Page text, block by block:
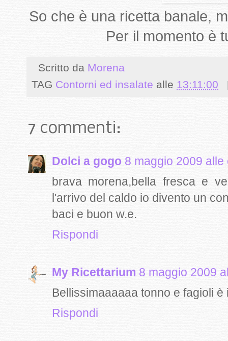
So che è una ricetta banale,
Per il momento è
Scritto da Morena
TAG Contorni ed insalate alle 13:11:00
7 commenti:
Dolci a gogo 8 maggio 2009 alle
brava morena,bella fresca e
l'arrivo del caldo io divento un
baci e buon w.e.
Rispondi
My Ricettarium 8 maggio 2009
Bellissimaaaaaa tonno e fagioli
Rispondi